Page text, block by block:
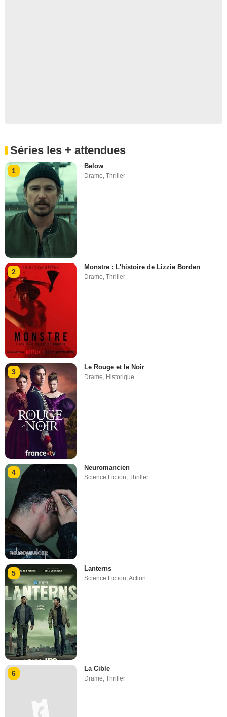
Séries les + attendues
1
Below
Drame,Thriller
2
Monstre : L'histoire de Lizzie Borden
Drame ,Thriller
3
Le Rouge et le Noir
Drame, Historique
4
Neuromancien
Science Fiction,Thriller
5
Lanterns
Science Fiction ,Action
6
La Cible
Drame,Thriller